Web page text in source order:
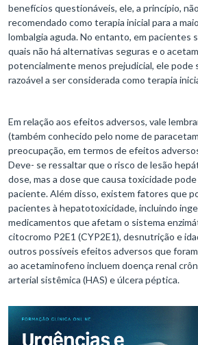
benefícios questionáveis, ele, a princípio,
recomendado como terapia inicial para a
lombalgia aguda. No entanto, em pacientes
quais não há alternativas seguras e o
potencialmente menos prejudicial, ele pode
razoável a ser considerada como terapia
Em relação aos efeitos adversos, vale
(também conhecido pelo nome de
preocupação, em termos de efeitos
Deve- se ressaltar que o risco de lesão
dose, mas a dose que causa toxicidade
paciente. Além disso, existem fatores que
pacientes à hepatotoxicidade, incluindo
medicamentos que afetam o sistema
citocromo P2E1 (CYP2E1), desnutrição e
outros possíveis efeitos adversos que
ao acetaminofeno incluem doença renal
arterial sistêmica (HAS) e úlcera péptica.